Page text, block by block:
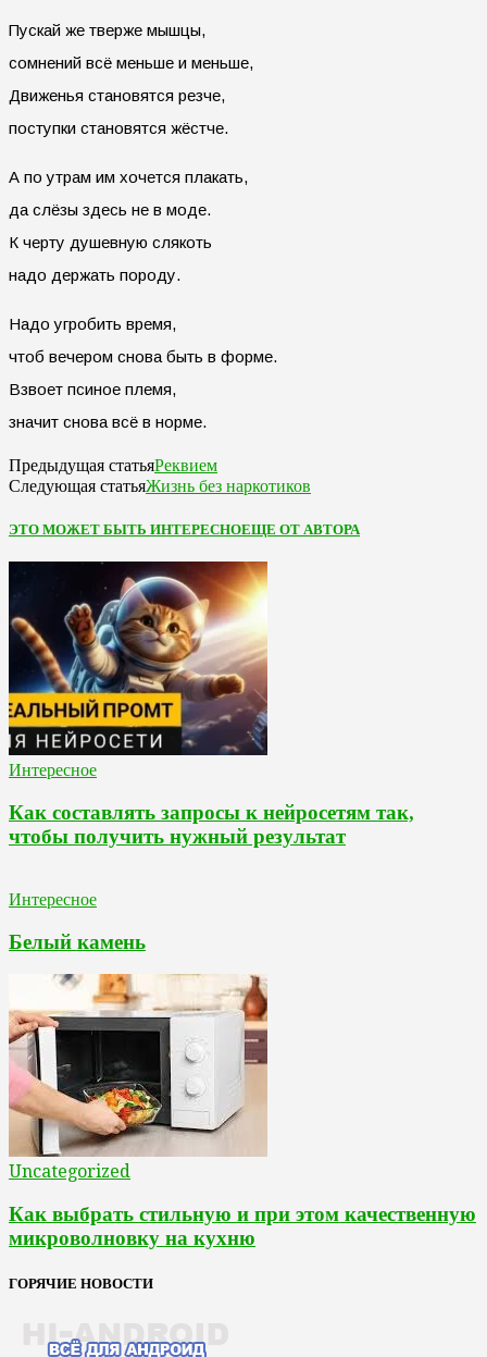
Пускай же тверже мышцы,
сомнений всё меньше и меньше,
Движенья становятся резче,
поступки становятся жёстче.
А по утрам им хочется плакать,
да слёзы здесь не в моде.
К черту душевную слякоть
надо держать породу.
Надо угробить время,
чтоб вечером снова быть в форме.
Взвоет псиное племя,
значит снова всё в норме.
Предыдущая статьяРеквием
Следующая статьяЖизнь без наркотиков
ЭТО МОЖЕТ БЫТЬ ИНТЕРЕСНОЕЩЕ ОТ АВТОРА
Интересное
Как составлять запросы к нейросетям так,
чтобы получить нужный результат
Интересное
Белый камень
Uncategorized
Как выбрать стильную и при этом качественную
микроволновку на кухню
ГОРЯЧИЕ НОВОСТИ